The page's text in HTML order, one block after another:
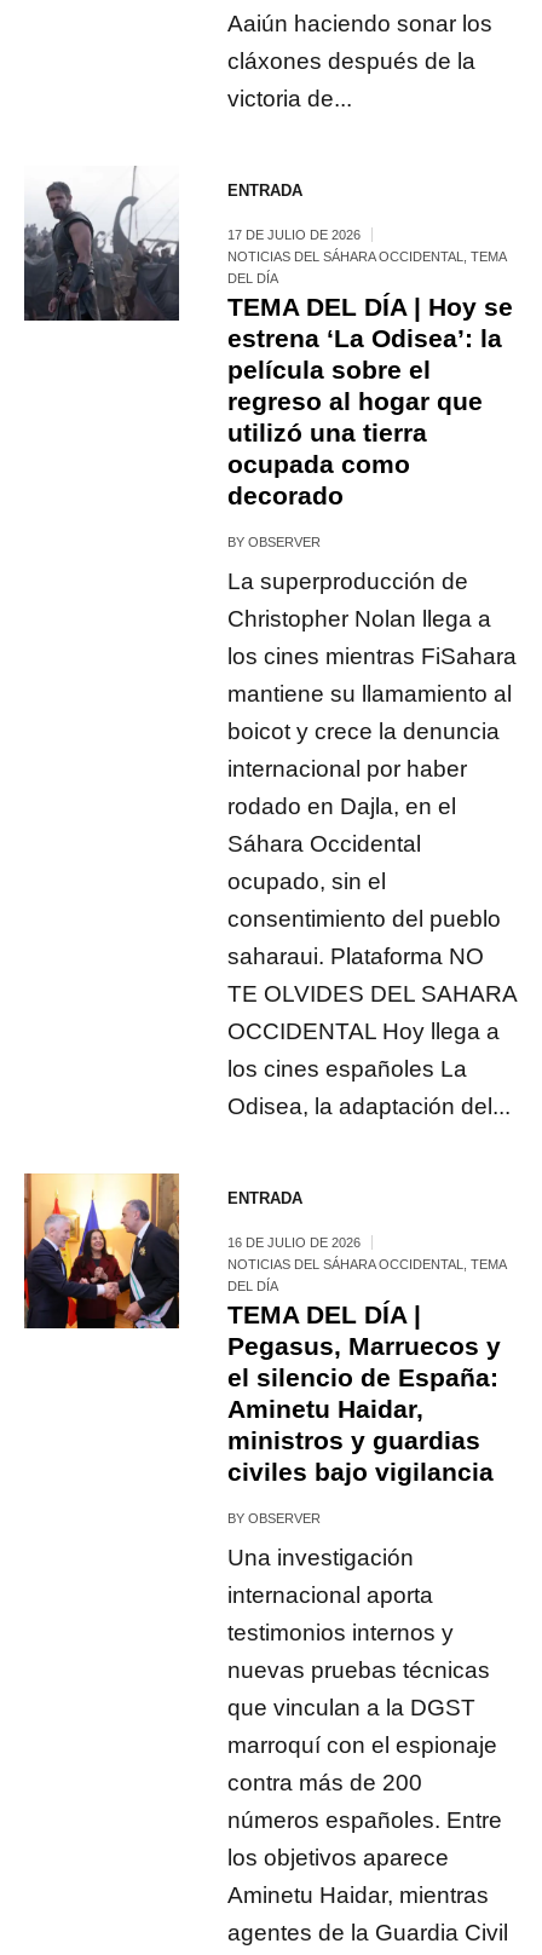
Aaiún haciendo sonar los
cláxones después de la
victoria de...
ENTRADA
17 DE JULIO DE 2026
NOTICIAS DEL SÁHARA OCCIDENTAL
,TEMA
DEL DÍA
TEMA DEL DÍA | Hoy se
estrena ‘La Odisea’: la
película sobre el
regreso al hogar que
utilizó una tierra
ocupada como
decorado
BYOBSERVER
La superproducción de
Christopher Nolan llega a
los cines mientras FiSahara
mantiene su llamamiento al
boicot y crece la denuncia
internacional por haber
rodado en Dajla, en el
Sáhara Occidental
ocupado, sin el
consentimiento del pueblo
saharaui. Plataforma NO
TE OLVIDES DEL SAHARA
OCCIDENTAL Hoy llega a
los cines españoles La
Odisea, la adaptación del...
ENTRADA
16 DE JULIO DE 2026
NOTICIAS DEL SÁHARA OCCIDENTAL
,TEMA
DEL DÍA
TEMA DEL DÍA |
Pegasus, Marruecos y
el silencio de España:
Aminetu Haidar,
ministros y guardias
civiles bajo vigilancia
BYOBSERVER
Una investigación
internacional aporta
testimonios internos y
nuevas pruebas técnicas
que vinculan a la DGST
marroquí con el espionaje
contra más de 200
números españoles. Entre
los objetivos aparece
Aminetu Haidar, mientras
agentes de la Guardia Civil